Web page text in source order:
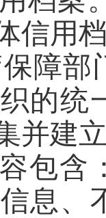
信用
障部
的统
并建
包含
息、